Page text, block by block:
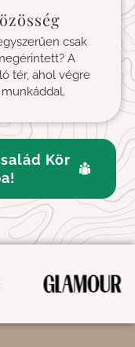
csak
A
tér, ahol végre
Kör